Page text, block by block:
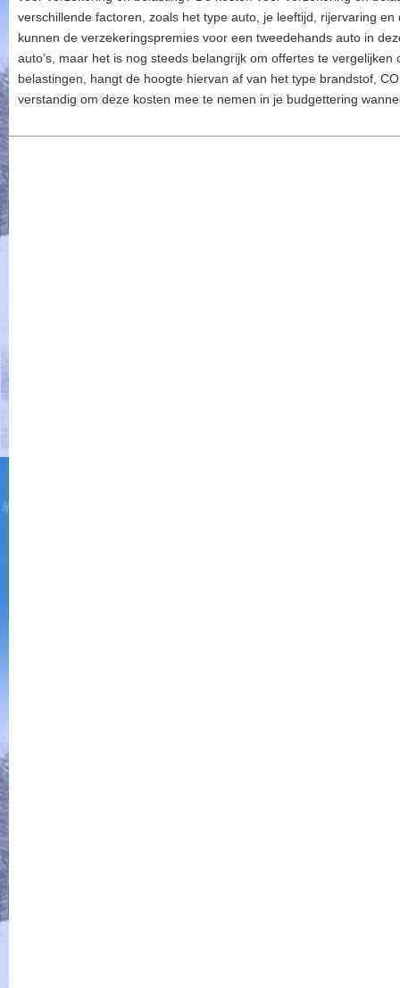
verschillende factoren, zoals het type auto, je leeftijd, rijervaring
kunnen de verzekeringspremies voor een tweedehands auto in
auto’s, maar het is nog steeds belangrijk om offertes te
belastingen, hangt de hoogte hiervan af van het type brandstof,
verstandig om deze kosten mee te nemen in je budgettering